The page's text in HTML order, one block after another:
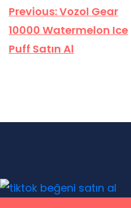
Yazı
gezinmesi
Previous:Vozol Gear
10000 Watermelon Ice
Puff Satın Al